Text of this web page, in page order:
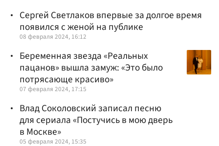
Сергей Светлаков впервые за долгое время
появился с женой на публике
08 февраля 2024, 16:12
Беременная звезда «Реальных
пацанов» вышла замуж: «Это было
потрясающе красиво»
07 февраля 2024, 17:15
Влад Соколовский записал песню
для сериала «Постучись в мою дверь
в Москве»
05 февраля 2024, 15:35